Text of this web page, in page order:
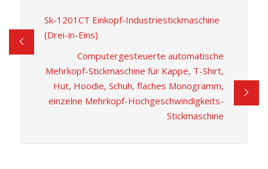
Sk-1201CT Einkopf-Industriestickmaschine
(Drei-in-Eins)
Computergesteuerte automatische
Mehrkopf-Stickmaschine für Kappe, T-Shirt,
Hut, Hoodie, Schuh, flaches Monogramm,
einzelne Mehrkopf-Hochgeschwindigkeits-
Stickmaschine